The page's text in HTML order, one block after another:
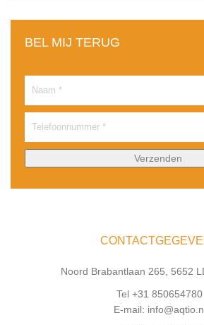
BEL MIJ TERUG
Noord Brabantlaan 265, 5652
Tel +31 850654780
E-mail: